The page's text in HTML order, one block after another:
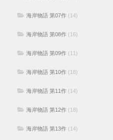
海岸物語 第07作 (14)
海岸物語 第08作 (16)
海岸物語 第09作 (11)
海岸物語 第10作 (18)
海岸物語 第11作 (14)
海岸物語 第12作 (18)
海岸物語 第13作 (14)